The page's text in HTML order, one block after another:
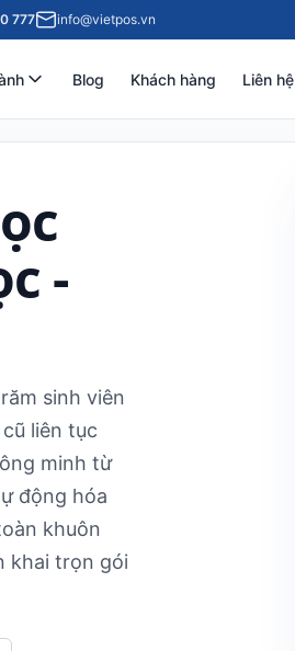
777 info@vietpos.vn
Blog Khách hàng Liên hệ
-
sinh viên
liên tục
minh từ
động hóa
khuôn
khai trọn gói